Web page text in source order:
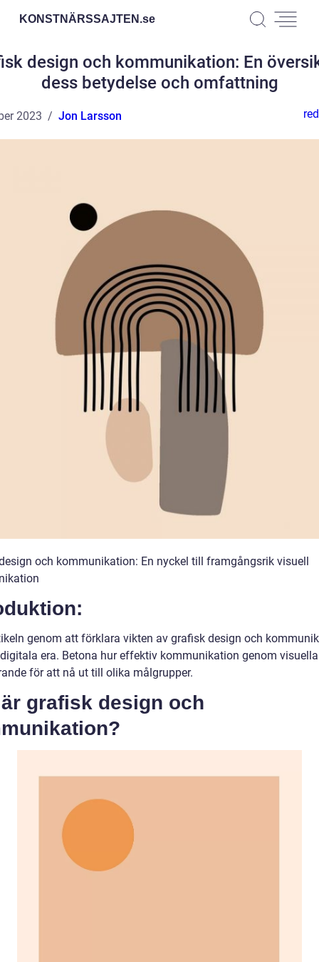
KONSTNÄRSSAJTEN.se
design och kommunikation: En
dess betydelse och omfattning
2023 Jon Larsson
och kommunikation: En nyckel till framgångsrik visuell
genom att förklara vikten av grafisk design och
era. Betona hur effektiv kommunikation genom
för att nå ut till olika målgrupper.
grafisk design och